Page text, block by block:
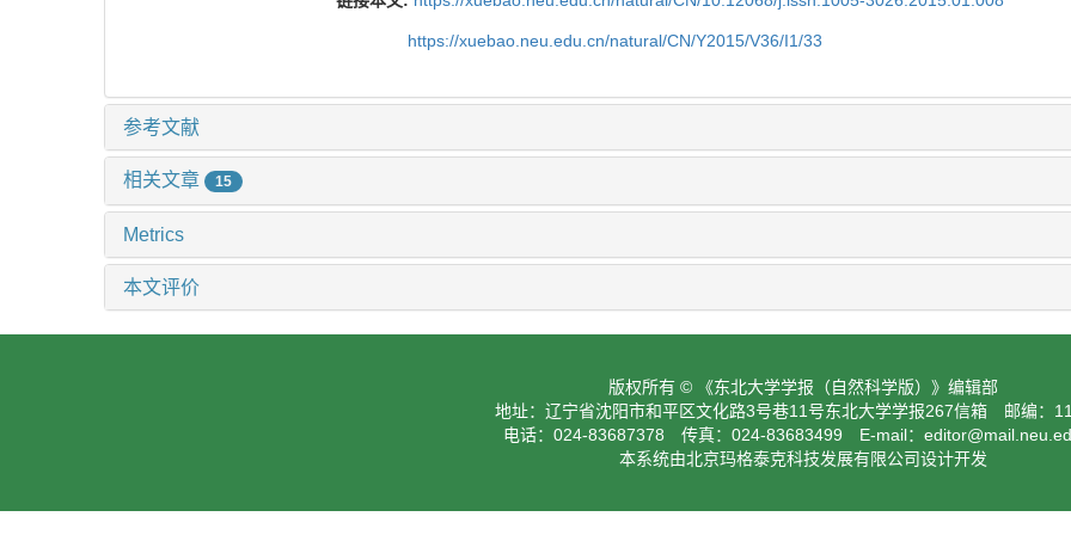
https://xuebao.neu.edu.cn/natural/CN/Y2015/V36/I1/33
参考文献
相关文章 15
Metrics
本文评价
版权所有 © 《东北大学学报（自然科学版）》编辑部
地址：辽宁省沈阳市和平区文化路3号巷11号东北大学学报267信箱 邮编：
电话：024-83687378 传真：024-83683499 E-mail：
本系统由北京玛格泰克科技发展有限公司设计开发